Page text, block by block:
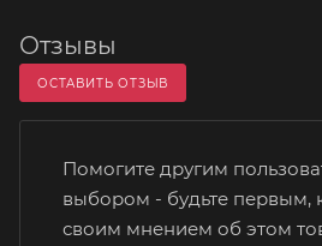
Отзывы
ОСТАВИТЬ ОТЗЫВ
Помогите другим
выбором - будьте первым,
своим мнением об этом